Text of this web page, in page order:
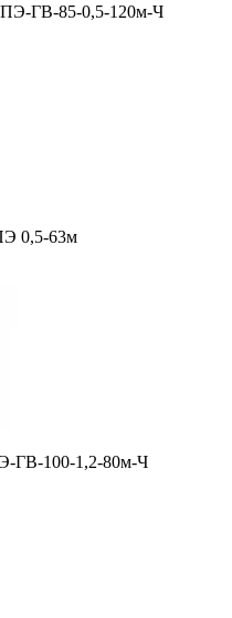
ГВ-85-0,5-120м-Ч
0,5-63м
ГВ-100-1,2-80м-Ч